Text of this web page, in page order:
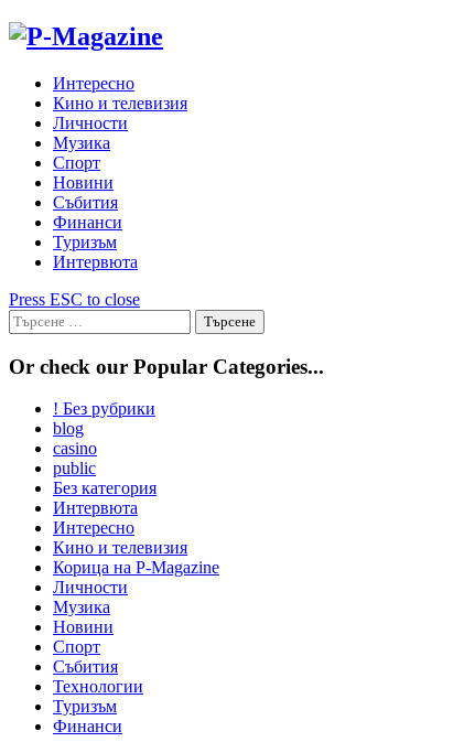
Skip
Интересно
Кино и телевизия
Личности
Музика
Спорт
Новини
Събития
Финанси
Туризъм
Интервюта
Press ESC to close
Търсене
за:
Or check our Popular Categories...
! Без рубрики
blog
casino
public
Без категория
Интервюта
Интересно
Кино и телевизия
Корица на P-Magazine
Личности
Музика
Новини
Спорт
Събития
Технологии
Туризъм
Финанси